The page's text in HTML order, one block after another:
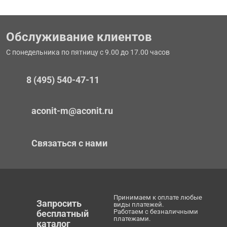
Обслуживание клиентов
С понедельника по пятницу с 9.00 до 17.00 часов
8 (495) 540-47-11
aconit-m@aconit.ru
Связаться с нами
Запросить
бесплатный
каталог
Принимаем к оплате любые
виды платежей.
Работаем с безналичными
платежами.